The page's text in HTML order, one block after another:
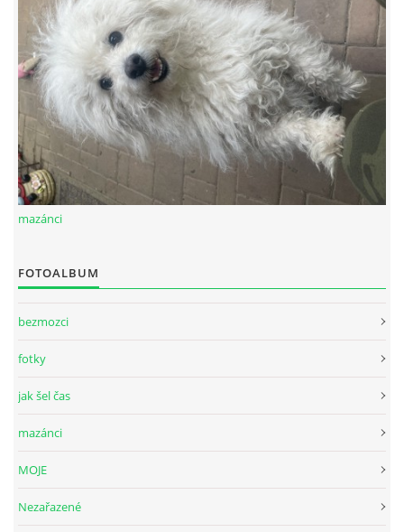
mazánci
FOTOALBUM
bezmozci
fotky
jak šel čas
mazánci
MOJE
Nezařazené